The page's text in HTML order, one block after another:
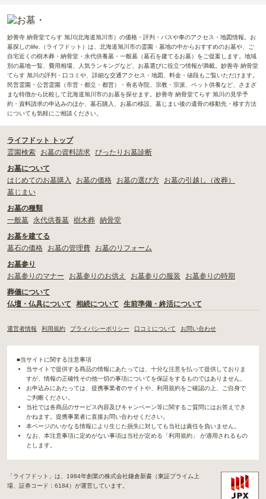
妙善寺 納骨堂てらす 旭川(北海道旭川市）の価格・評判・バスや車のアクセス・地図情報。お
墓探しのlife.（ライフドット）は、北海道旭川市の霊園・墓地の中からおすすめのお墓や、ご
自宅近くの樹木葬・納骨堂・永代供養墓・一般墓（墓石を建てるお墓）をご提案します。地域
別の墓地一覧、費用相場、人気ランキングなど、お墓選びに役立つ情報が満載。妙善寺 納骨堂
てらす 旭川の評判・口コミや、詳細な交通アクセス・地図、料金・値段もご覧いただけます。
民営霊園・公営霊園（市営・都立・都営）・有名寺院、宗教・宗派、ペット供養など、さまざ
まな特徴から比較して北海道旭川市のお墓を探せます。妙善寺 納骨堂てらす 旭川の見学予
約・資料請求の申込みのほか、墓石購入、お墓の移設、墓じまい後の遺骨の移動先・移す方法
についても気軽にご相談ください。
ライフドット トップ
霊園検索
お墓の資料請求 ぴったりお墓診断
お墓について
はじめてのお墓購入
お墓の価格 お墓の選び方
お墓の引越し（改葬）
墓じまい
お墓の種類
一般墓
永代供養墓 樹木葬 納骨堂
お墓を建てる
墓石の価格
お墓の管理費
お墓のリフォーム
お墓参り
お墓参りのマナー
お墓参りのお供え お墓参りの服装
お墓参りの時期
葬儀について
仏壇・仏具について
相続について 生前準備・終活について
運営者情報 利用規約 プライバシーポリシー 口コミについて お問い合わせ
■当サイトに関する注意事項
当サイトで提供する商品の情報にあたっては、十分な注意を払って提供しておりま
すが、情報の正確性その他一切の事項についてを保証をするものではありません。
お申込みにあたっては、提携事業者のサイトや、利用規約をご確認の上、ご自身で
ご判断ください。
当社では各商品のサービス内容及びキャンペーン等に関するご質問にはお答えでき
かねます。提携事業者に直接お問い合わせください。
本ページのいかなる情報により生じた損失に対しても当社は責任を負いません。
なお、本注意事項に定めがない事項は当社が定める「利用規約」 が適用されるもの
とします。
「ライフドット」は、1984年創業の株式会社鎌倉新書（東証プライム上
場、証券コード：6184）が運営しています。